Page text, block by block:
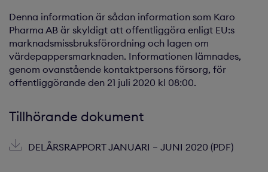
Denna information är sådan information som Karo
Pharma AB är skyldigt att offentliggöra enligt EU:s
marknadsmissbruksförordning och lagen om
värdepappersmarknaden. Informationen lämnades,
genom ovanstående kontaktpersons försorg, för
offentliggörande den 21 juli 2020 kl 08:00.
Tillhörande dokument
DELÅRSRAPPORT JANUARI – JUNI 2020 (PDF)